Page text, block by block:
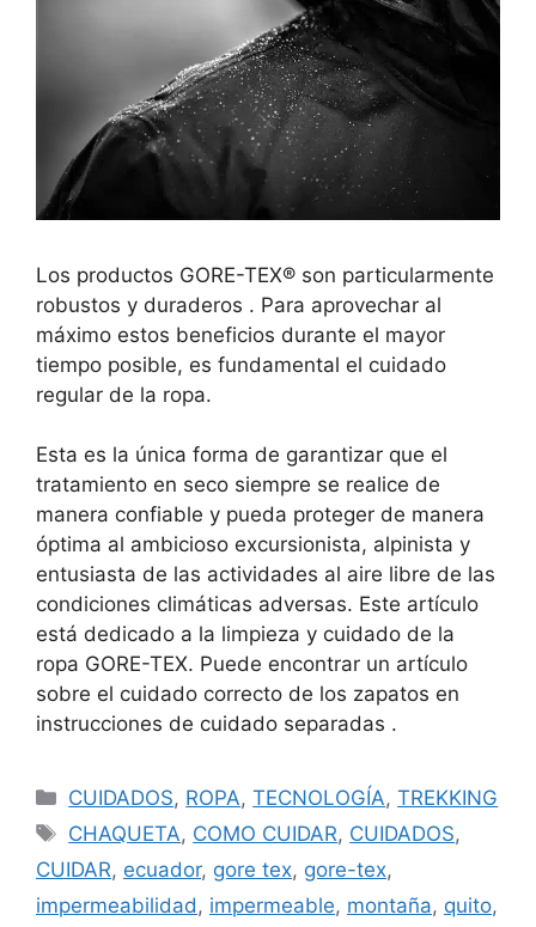
Los productos GORE-TEX® son particularmente
robustos y duraderos . Para aprovechar al
máximo estos beneficios durante el mayor
tiempo posible, es fundamental el cuidado
regular de la ropa.
Esta es la única forma de garantizar que el
tratamiento en seco siempre se realice de
manera confiable y pueda proteger de manera
óptima al ambicioso excursionista, alpinista y
entusiasta de las actividades al aire libre de las
condiciones climáticas adversas. Este artículo
está dedicado a la limpieza y cuidado de la
ropa GORE-TEX. Puede encontrar un artículo
sobre el cuidado correcto de los zapatos en
instrucciones de cuidado separadas .
CUIDADOS, ROPA,TECNOLOGÍA,TREKKING
CHAQUETA, COMO CUIDAR, CUIDADOS,
CUIDAR, ecuador, gore tex, gore-tex,
impermeabilidad, impermeable, montaña, quito,